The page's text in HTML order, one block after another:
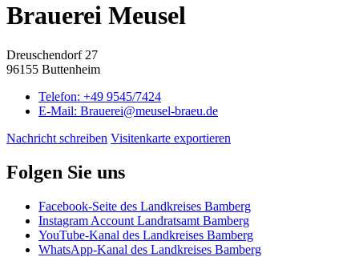
Brauerei Meusel
Dreuschendorf 27
96155 Buttenheim
Telefon: +49 9545/7424
E-Mail: Brauerei@meusel-braeu.de
Nachricht schreiben Visitenkarte exportieren
Folgen Sie uns
Facebook-Seite des Landkreises Bamberg
Instagram Account Landratsamt Bamberg
YouTube-Kanal des Landkreises Bamberg
WhatsApp-Kanal des Landkreises Bamberg